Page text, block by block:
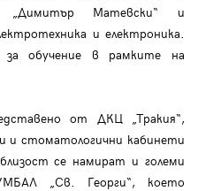
„Димитър Матевски“ и
и електроника.
за обучение в рамките на
от ДКЦ „Тракия“,
и стоматологични кабинети
се намират и големи
„Св. Георги“, което